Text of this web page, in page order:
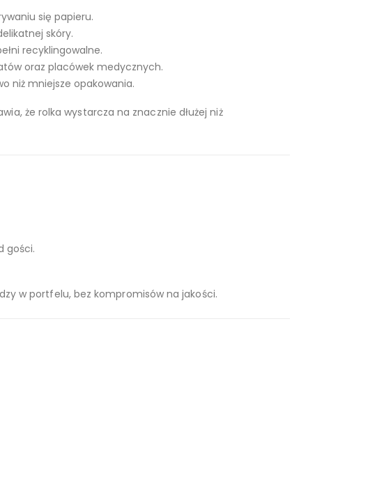
się papieru.
skóry.
recyklingowalne.
oraz placówek medycznych.
niż mniejsze opakowania.
że rolka wystarcza na znacznie dłużej niż
gości.
w portfelu, bez kompromisów na jakości.